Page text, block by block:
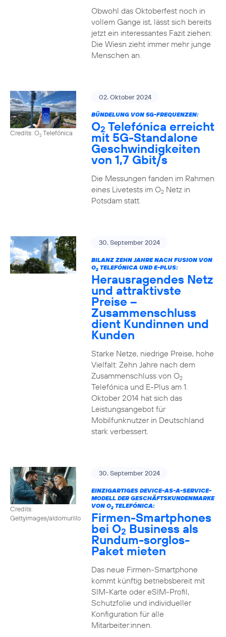
Obwohl das Oktoberfest noch in
vollem Gange ist, lässt sich bereits
jetzt ein interessantes Fazit ziehen:
Die Wiesn zieht immer mehr junge
Menschen an.
Credits: O2Telefónica
02. Oktober 2024
BÜNDELUNG VON 5G-FREQUENZEN:
O2 Telefónica erreicht
mit 5G-Standalone
Geschwindigkeiten
von 1,7 Gbit/s
Die Messungen fanden im Rahmen
eines Livetests im O2Netz in
Potsdam statt.
30. September 2024
BILANZ ZEHN JAHRE NACH FUSION VON
O2TELEFÓNICA UND E-PLUS:
Herausragendes Netz
und attraktivste
Preise –
Zusammenschluss
dient Kundinnen und
Kunden
Starke Netze, niedrige Preise, hohe
Vielfalt: Zehn Jahre nach dem
Zusammenschluss von O2
Telefónica und E-Plus am 1.
Oktober 2014 hat sich das
Leistungsangebot für
Mobilfunknutzer in Deutschland
stark verbessert.
Credits:
Gettyimages/aldomurillo
30. September 2024
EINZIGARTIGES DEVICE-AS-A-SERVICE-
MODELL DER GESCHÄFTSKUNDENMARKE
VON O2TELEFÓNICA:
Firmen-Smartphones
bei O2 Business als
Rundum-sorglos-
Paket mieten
Das neue Firmen-Smartphone
kommt künftig betriebsbereit mit
SIM-Karte oder eSIM-Profil,
Schutzfolie und individueller
Konfiguration für alle
Mitarbeiter:innen.